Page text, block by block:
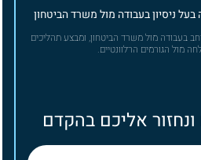
בעל ניסיון בעבודה מול משרד הביטחון
בעבודה מול משרד הביטחון, ומבצע תהליכים
מול הגורמים הרלוונטיים.
אליכם בהקדם